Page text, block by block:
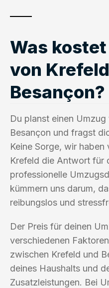
Was
von
Besançon?
Du planst einen
Besançon und fragst
Keine Sorge, wir
Krefeld die Antwort für
professionelle
kümmern uns darum,
reibungslos und
Der Preis für deinen
verschiedenen
zwischen Krefeld und
deines Haushalts und
Zusatzleistungen. Bei